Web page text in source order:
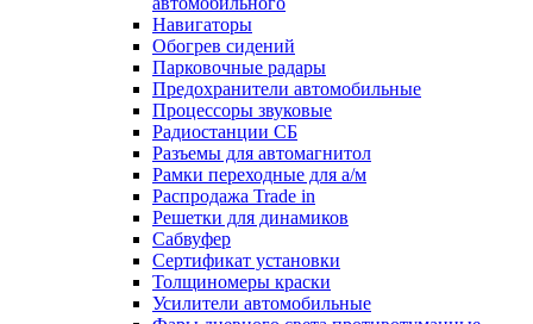
Навигаторы
Обогрев сидений
Парковочные радары
Предохранители автомобильные
Процессоры звуковые
Радиостанции СБ
Разъемы для автомагнитол
Рамки переходные для а/м
Распродажа Trade in
Решетки для динамиков
Сабвуфер
Сертификат установки
Толщиномеры краски
Усилители автомобильные